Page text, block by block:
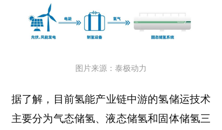
图片来源：泰极动力
据了解， 目前氢能产业链中游的氢储运技术
主要分为气态储氢、液态储氢和固体储氢三